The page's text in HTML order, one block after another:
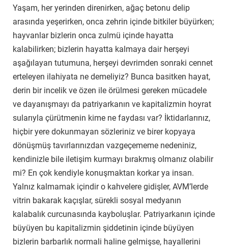
Yaşam, her yerinden direnirken, ağaç betonu delip
arasında yeşerirken, onca zehrin içinde bitkiler büyürken;
hayvanlar bizlerin onca zulmü içinde hayatta
kalabilirken; bizlerin hayatta kalmaya dair herşeyi
aşağılayan tutumuna, herşeyi devrimden sonraki cennet
erteleyen ilahiyata ne demeliyiz? Bunca basitken hayat,
derin bir incelik ve özen ile örülmesi gereken mücadele
ve dayanışmayı da patriyarkanın ve kapitalizmin hoyrat
sularıyla çürütmenin kime ne faydası var? İktidarlarınız,
hiçbir yere dokunmayan sözleriniz ve birer kopyaya
dönüşmüş tavırlarınızdan vazgeçememe nedeniniz,
kendinizle bile iletişim kurmayı bırakmış olmanız olabilir
mi? En çok kendiyle konuşmaktan korkar ya insan.
Yalnız kalmamak içindir o kahvelere gidişler, AVM’lerde
vitrin bakarak kaçışlar, sürekli sosyal medyanın
kalabalık curcunasında kayboluşlar. Patriyarkanın içinde
büyüyen bu kapitalizmin şiddetinin içinde büyüyen
bizlerin barbarlık normali haline gelmişse, hayallerini